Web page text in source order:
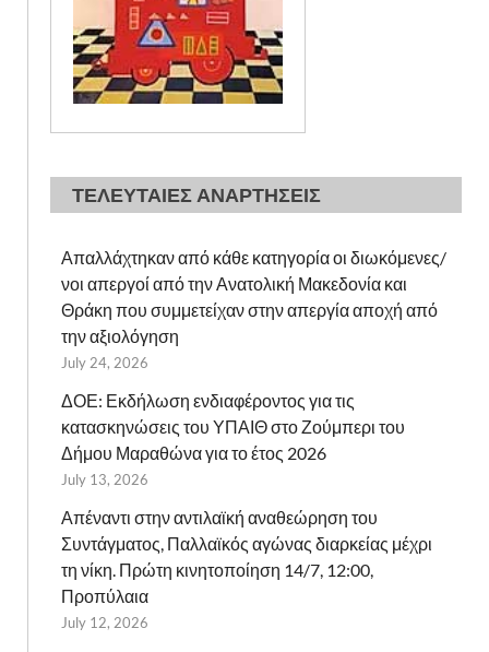
ΤΕΛΕΥΤΑΙΕΣ ΑΝΑΡΤΗΣΕΙΣ
Απαλλάχτηκαν από κάθε κατηγορία οι διωκόμενες/
νοι απεργοί από την Ανατολική Μακεδονία και
Θράκη που συμμετείχαν στην απεργία αποχή από
την αξιολόγηση
July 24, 2026
ΔΟΕ: Εκδήλωση ενδιαφέροντος για τις
κατασκηνώσεις του ΥΠΑΙΘ στο Ζούμπερι του
Δήμου Μαραθώνα για το έτος 2026
July 13, 2026
Απέναντι στην αντιλαϊκή αναθεώρηση του
Συντάγματος, Παλλαϊκός αγώνας διαρκείας μέχρι
τη νίκη. Πρώτη κινητοποίηση 14/7, 12:00,
Προπύλαια
July 12, 2026